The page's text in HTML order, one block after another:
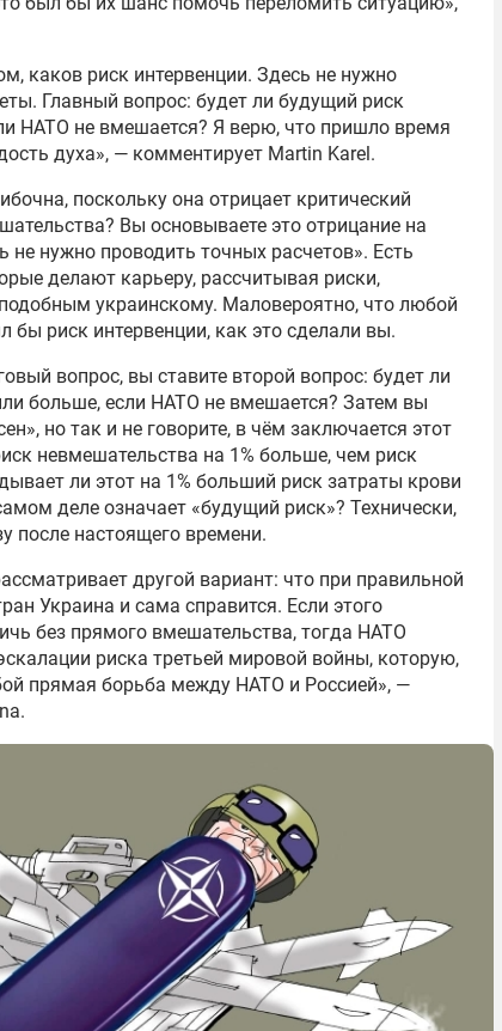
пути
200
поразили
Анискино
дрон
дронов
эшелон с
в
массово
каков риск интервенции. Здесь не нужно
Главный вопрос: будет ли будущий риск
НАТО не вмешается? Я верю, что пришло время
духа», — комментирует Martin Karel.
поскольку она отрицает критический
Вы основываете это отрицание на
не нужно проводить точных расчетов». Есть
делают карьеру, рассчитывая риски,
украинскому. Маловероятно, что любой
бы риск интервенции, как это сделали вы.
вопрос, вы ставите второй вопрос: будет ли
больше, если НАТО не вмешается? Затем вы
но так и не говорите, в чём заключается этот
невмешательства на 1% больше, чем риск
ли этот на 1% больший риск затраты крови
деле означает «будущий риск»? Технически,
после настоящего времени.
другой вариант: что при правильной
Украина и сама справится. Если этого
без прямого вмешательства, тогда НАТО
риска третьей мировой войны, которую,
прямая борьба между НАТО и Россией», —